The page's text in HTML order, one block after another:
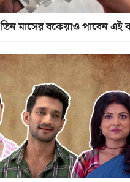
মাসের বকেয়াও পাবেন এই